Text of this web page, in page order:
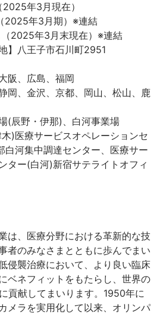
2025年3月現在）
2025年3月期）※連結
（2025年3月末現在）※連結
】八王子市石川町2951
阪、広島、福岡
岡、金沢、京都、岡山、松山、鹿
(辰野・伊那)、白河事業場
)医療サービスオペレーションセ
白河集中調達センター、医療サー
ター(白河)新宿サテライトオフィ
は、医療分野における革新的な技
者のみなさまとともに歩んでまい
侵襲治療において、より良い臨床
ベネフィットをもたらし、世界の
貢献してまいります。1950年に
メラを実用化して以来、オリンパ